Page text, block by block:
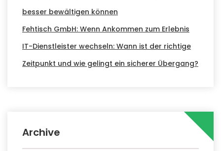
besser bewältigen können
Fehtisch GmbH: Wenn Ankommen zum Erlebnis
IT-Dienstleister wechseln: Wann ist der richtige
Zeitpunkt und wie gelingt ein sicherer Übergang?
Archive